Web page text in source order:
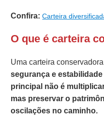
Confira:Carteira
O que é carteira
Uma carteira
segurança e estabilidade
principal não é
mas preservar o
oscilações no caminho.